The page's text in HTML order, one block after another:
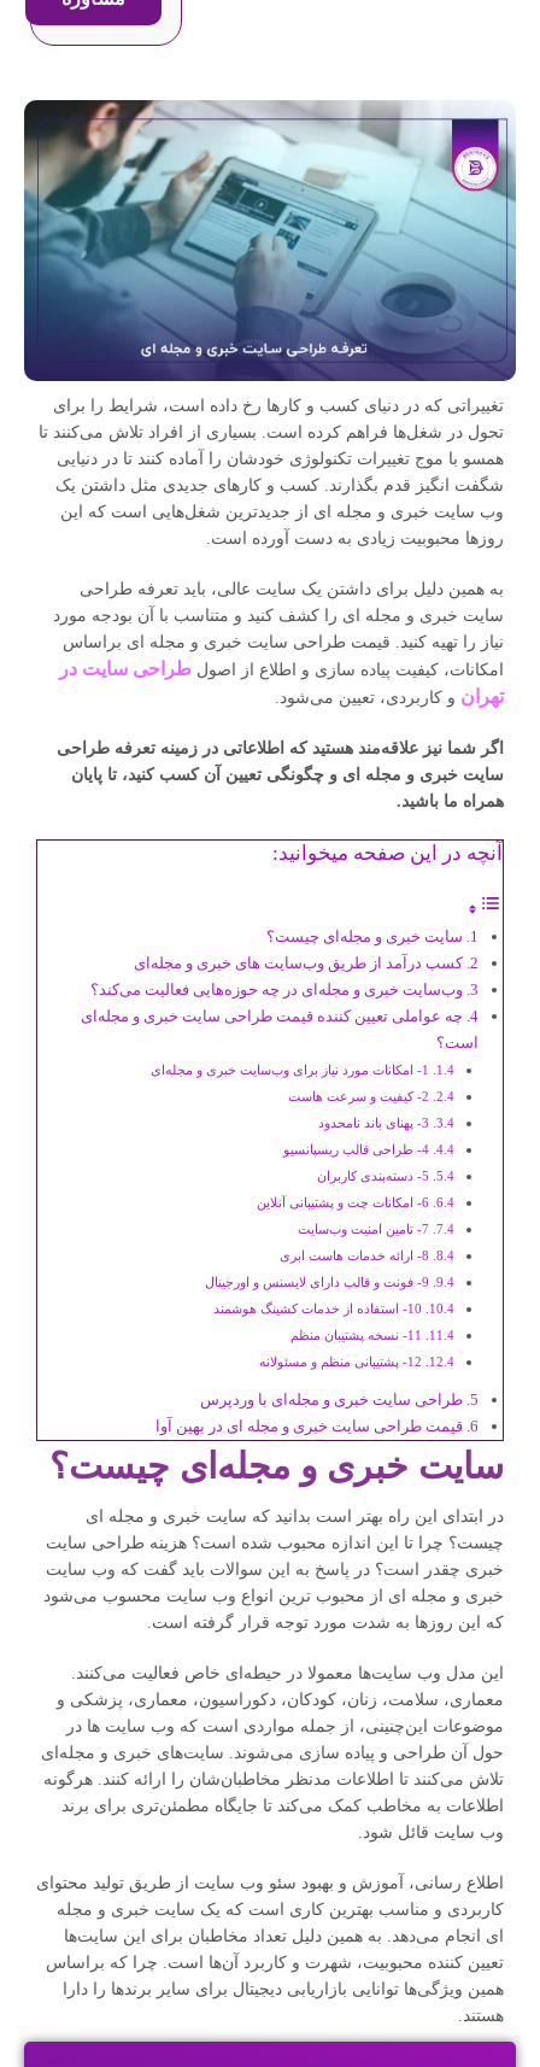
تغییراتی که در دنیای کسب و کارها رخ داده است، شرایط را برای
تحول در شغل‌ها فراهم کرده است. بسیاری از افراد تلاش می‌کنند تا
همسو با موج تغییرات تکنولوژی خودشان را آماده کنند تا در دنیایی
شگفت انگیز قدم بگذارند. کسب و کارهای جدیدی مثل داشتن یک
وب سایت خبری و مجله ای از جدیدترین شغل‌هایی است که این
روزها محبوبیت زیادی به دست آورده است.
به همین دلیل برای داشتن یک سایت عالی، باید تعرفه طراحی
سایت خبری و مجله ای را کشف کنید و متناسب با آن بودجه مورد
نیاز را تهیه کنید. قیمت طراحی سایت خبری و مجله ای براساس
امکانات، کیفیت پیاده سازی و اطلاع از اصول طراحی سایت در
تهران و کاربردی، تعیین می‌شود.
اگر شما نیز علاقه‌مند هستید که اطلاعاتی در زمینه تعرفه طراحی
سایت خبری و مجله ای و چگونگی تعیین آن کسب کنید، تا پایان
همراه ما باشید.
آنچه در این صفحه میخوانید:
سایت خبری و مجله‌ای چیست؟
کسب درآمد از طریق وب‌سایت ‌های خبری و مجله‌ای
وب‌سایت خبری و مجله‌ای در چه حوزه‌هایی فعالیت می‌کند؟
چه عواملی تعیین کننده قیمت طراحی سایت خبری و مجله‌ای
است؟
1- امکانات مورد نیاز برای وب‌سایت خبری و مجله‌ای
2- کیفیت و سرعت هاست
3- پهنای باند نامحدود
4- طراحی قالب ریسپانسیو
5- دسته‌بندی کاربران
6- امکانات چت و پشتیبانی آنلاین
7- تامین امنیت وب‌سایت
8- ارائه خدمات هاست ابری
9- فونت و قالب دارای لایسنس و اورجینال
10- استفاده از خدمات کشینگ هوشمند
11- نسخه پشتیبان منظم
12- پشتیبانی منظم و مسئولانه
طراحی سایت خبری و مجله‌ای با وردپرس
قیمت طراحی سایت خبری و مجله ای در بهین آوا
سایت خبری و مجله‌ای چیست؟
در ابتدای این راه بهتر است بدانید که سایت خبری و مجله ای
چیست؟ چرا تا این اندازه محبوب شده است؟ هزینه طراحی سایت
خبری چقدر است؟ در پاسخ به این سوالات باید گفت که وب سایت
خبری و مجله ای از محبوب ترین انواع وب سایت محسوب می‌شود
که این روزها به شدت مورد توجه قرار گرفته است.
این مدل وب سایت‌ها معمولا در حیطه‌ای خاص فعالیت می‌کنند.
معماری، سلامت، زنان، کودکان، دکوراسیون، معماری، پزشکی و
موضوعات این‌چنینی، از جمله مواردی است که وب سایت ها در
حول آن طراحی و پیاده سازی می‌شوند. سایت‌های خبری و مجله‌ای
تلاش می‌کنند تا اطلاعات مدنظر مخاطبان‌شان را ارائه کنند. هرگونه
اطلاعات به مخاطب کمک می‌کند تا جایگاه مطمئن‌تری برای برند
وب سایت قائل شود.
اطلاع رسانی، آموزش و بهبود سئو وب سایت از طریق تولید محتوای
کاربردی و مناسب بهترین کاری است که یک سایت خبری و مجله
ای انجام می‌دهد. به همین دلیل تعداد مخاطبان برای این سایت‌ها
تعیین کننده محبوبیت، شهرت و کاربرد آن‌ها است. چرا که براساس
همین ویژگی‌ها توانایی بازاریابی دیجیتال برای سایر برندها را دارا
هستند.